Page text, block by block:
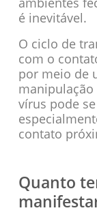
é inevitável.
O ciclo de
com o
por meio de
manipulação
vírus pode
contato
Quanto